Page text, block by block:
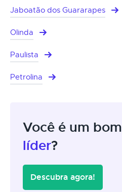
Jaboatão dos Guararapes
Olinda
Paulista
Petrolina
Você é um bom
líder?
Descubra agora!